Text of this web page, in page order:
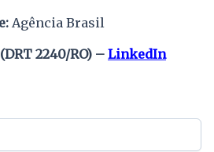
Agência Brasil
2240/RO) – LinkedIn